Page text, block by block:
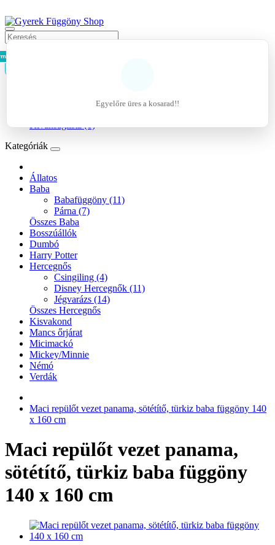
- 0Ft
Egyelőre üres a kosarad!!
Kívánságlista (0)
Kategóriák
Állatos
Baba
Babafüggöny (11)
Párna (7)
Összes Baba
Bosszúállók
Dumbó
Harry Potter
Hercegnős
Csingiling (4)
Disney Hercegnők (11)
Jégvarázs (14)
Összes Hercegnős
Kisvakond
Mancs őrjárat
Micimackó
Mickey/Minnie
Némó
Verdák
Maci repülőt vezet panama, sötétítő, türkiz baba függöny 140
x 160 cm
Maci repülőt vezet panama,
sötétítő, türkiz baba függöny
140 x 160 cm